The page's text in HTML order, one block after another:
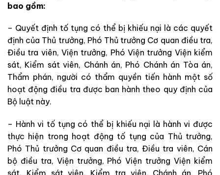
bao gồm:
– Quyết định tố tụng có thể bị khiếu nại là các quyết
định của Thủ trưởng, Phó Thủ trưởng Cơ quan điều tra,
Điều tra viên, Viện trưởng, Phó Viện trưởng Viện kiểm
sát, Kiểm sát viên, Chánh án, Phó Chánh án Tòa án,
Thẩm phán, người có thẩm quyền tiến hành một số
hoạt động điều tra được ban hành theo quy định của
Bộ luật này.
– Hành vi tố tụng có thể bị khiếu nại là hành vi được
thực hiện trong hoạt động tố tụng của Thủ trưởng,
Phó Thủ trưởng Cơ quan điều tra, Điều tra viên, Cán
bộ điều tra, Viện trưởng, Phó Viện trưởng Viện kiểm